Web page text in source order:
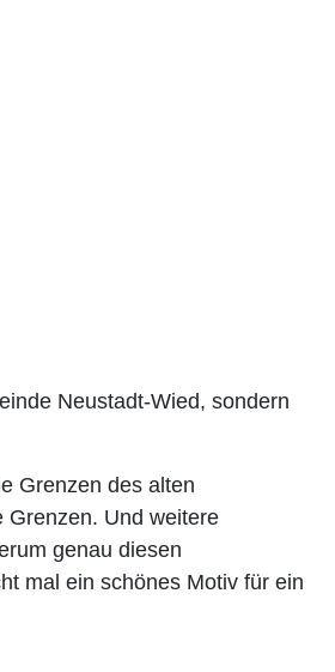
Neustadt-Wied, sondern
Grenzen des alten
Grenzen. Und weitere
genau diesen
mal ein schönes Motiv für ein